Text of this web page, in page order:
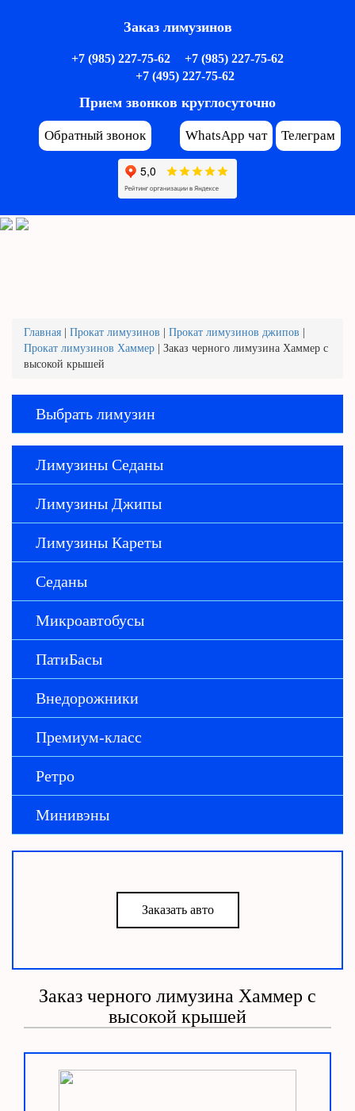
Заказ лимузинов
+7 (985) 227-75-62
+7 (985) 227-75-62
+7 (495) 227-75-62
Прием звонков круглосуточно
Обратный звонок WhatsApp чат Телеграм
Главная Прокат лимузинов Прокат лимузинов джипов
Прокат лимузинов Хаммер
Заказ черного лимузина Хаммер с
высокой крышей
Выбрать лимузин
Лимузины Седаны
Лимузины Джипы
Лимузины Кареты
Седаны
Микроавтобусы
ПатиБасы
Внедорожники
Премиум-класс
Ретро
Минивэны
Заказать авто
Заказ черного лимузина Хаммер с
высокой крышей